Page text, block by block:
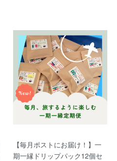
【毎月ポストにお届け！】一
期一縁ドリップパック12個セ